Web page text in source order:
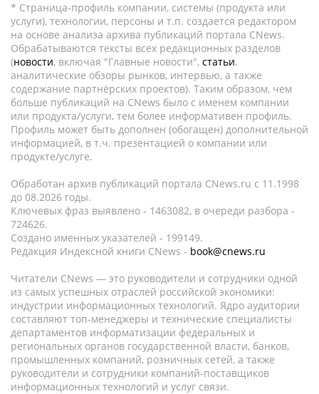
* Страница-профиль компании, системы (продукта или
услуги), технологии, персоны и т.п. создается редактором
на основе анализа архива публикаций портала CNews.
Обрабатываются тексты всех редакционных разделов
(новости, включая "Главные новости", статьи,
аналитические обзоры рынков, интервью, а также
содержание партнёрских проектов). Таким образом, чем
больше публикаций на CNews было с именем компании
или продукта/услуги, тем более информативен профиль.
Профиль может быть дополнен (обогащен) дополнительной
информацией, в т.ч. презентацией о компании или
продукте/услуге.
Обработан архив публикаций портала CNews.ru c 11.1998
до 08.2026 годы.
Ключевых фраз выявлено - 1463082, в очереди разбора -
724626.
Создано именных указателей - 199149.
Редакция Индексной книги CNews - book@cnews.ru
Читатели CNews — это руководители и сотрудники одной
из самых успешных отраслей российской экономики:
индустрии информационных технологий. Ядро аудитории
составляют топ-менеджеры и технические специалисты
департаментов информатизации федеральных и
региональных органов государственной власти, банков,
промышленных компаний, розничных сетей, а также
руководители и сотрудники компаний-поставщиков
информационных технологий и услуг связи.